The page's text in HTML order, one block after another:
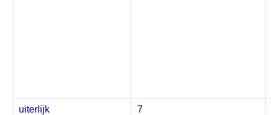
uiterlijk 7